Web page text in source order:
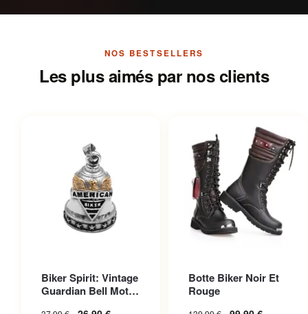
NOS BESTSELLERS
Les plus aimés par nos clients
Biker Spirit: Vintage
Guardian Bell Moto
Botte Biker Noir Et
Rouge